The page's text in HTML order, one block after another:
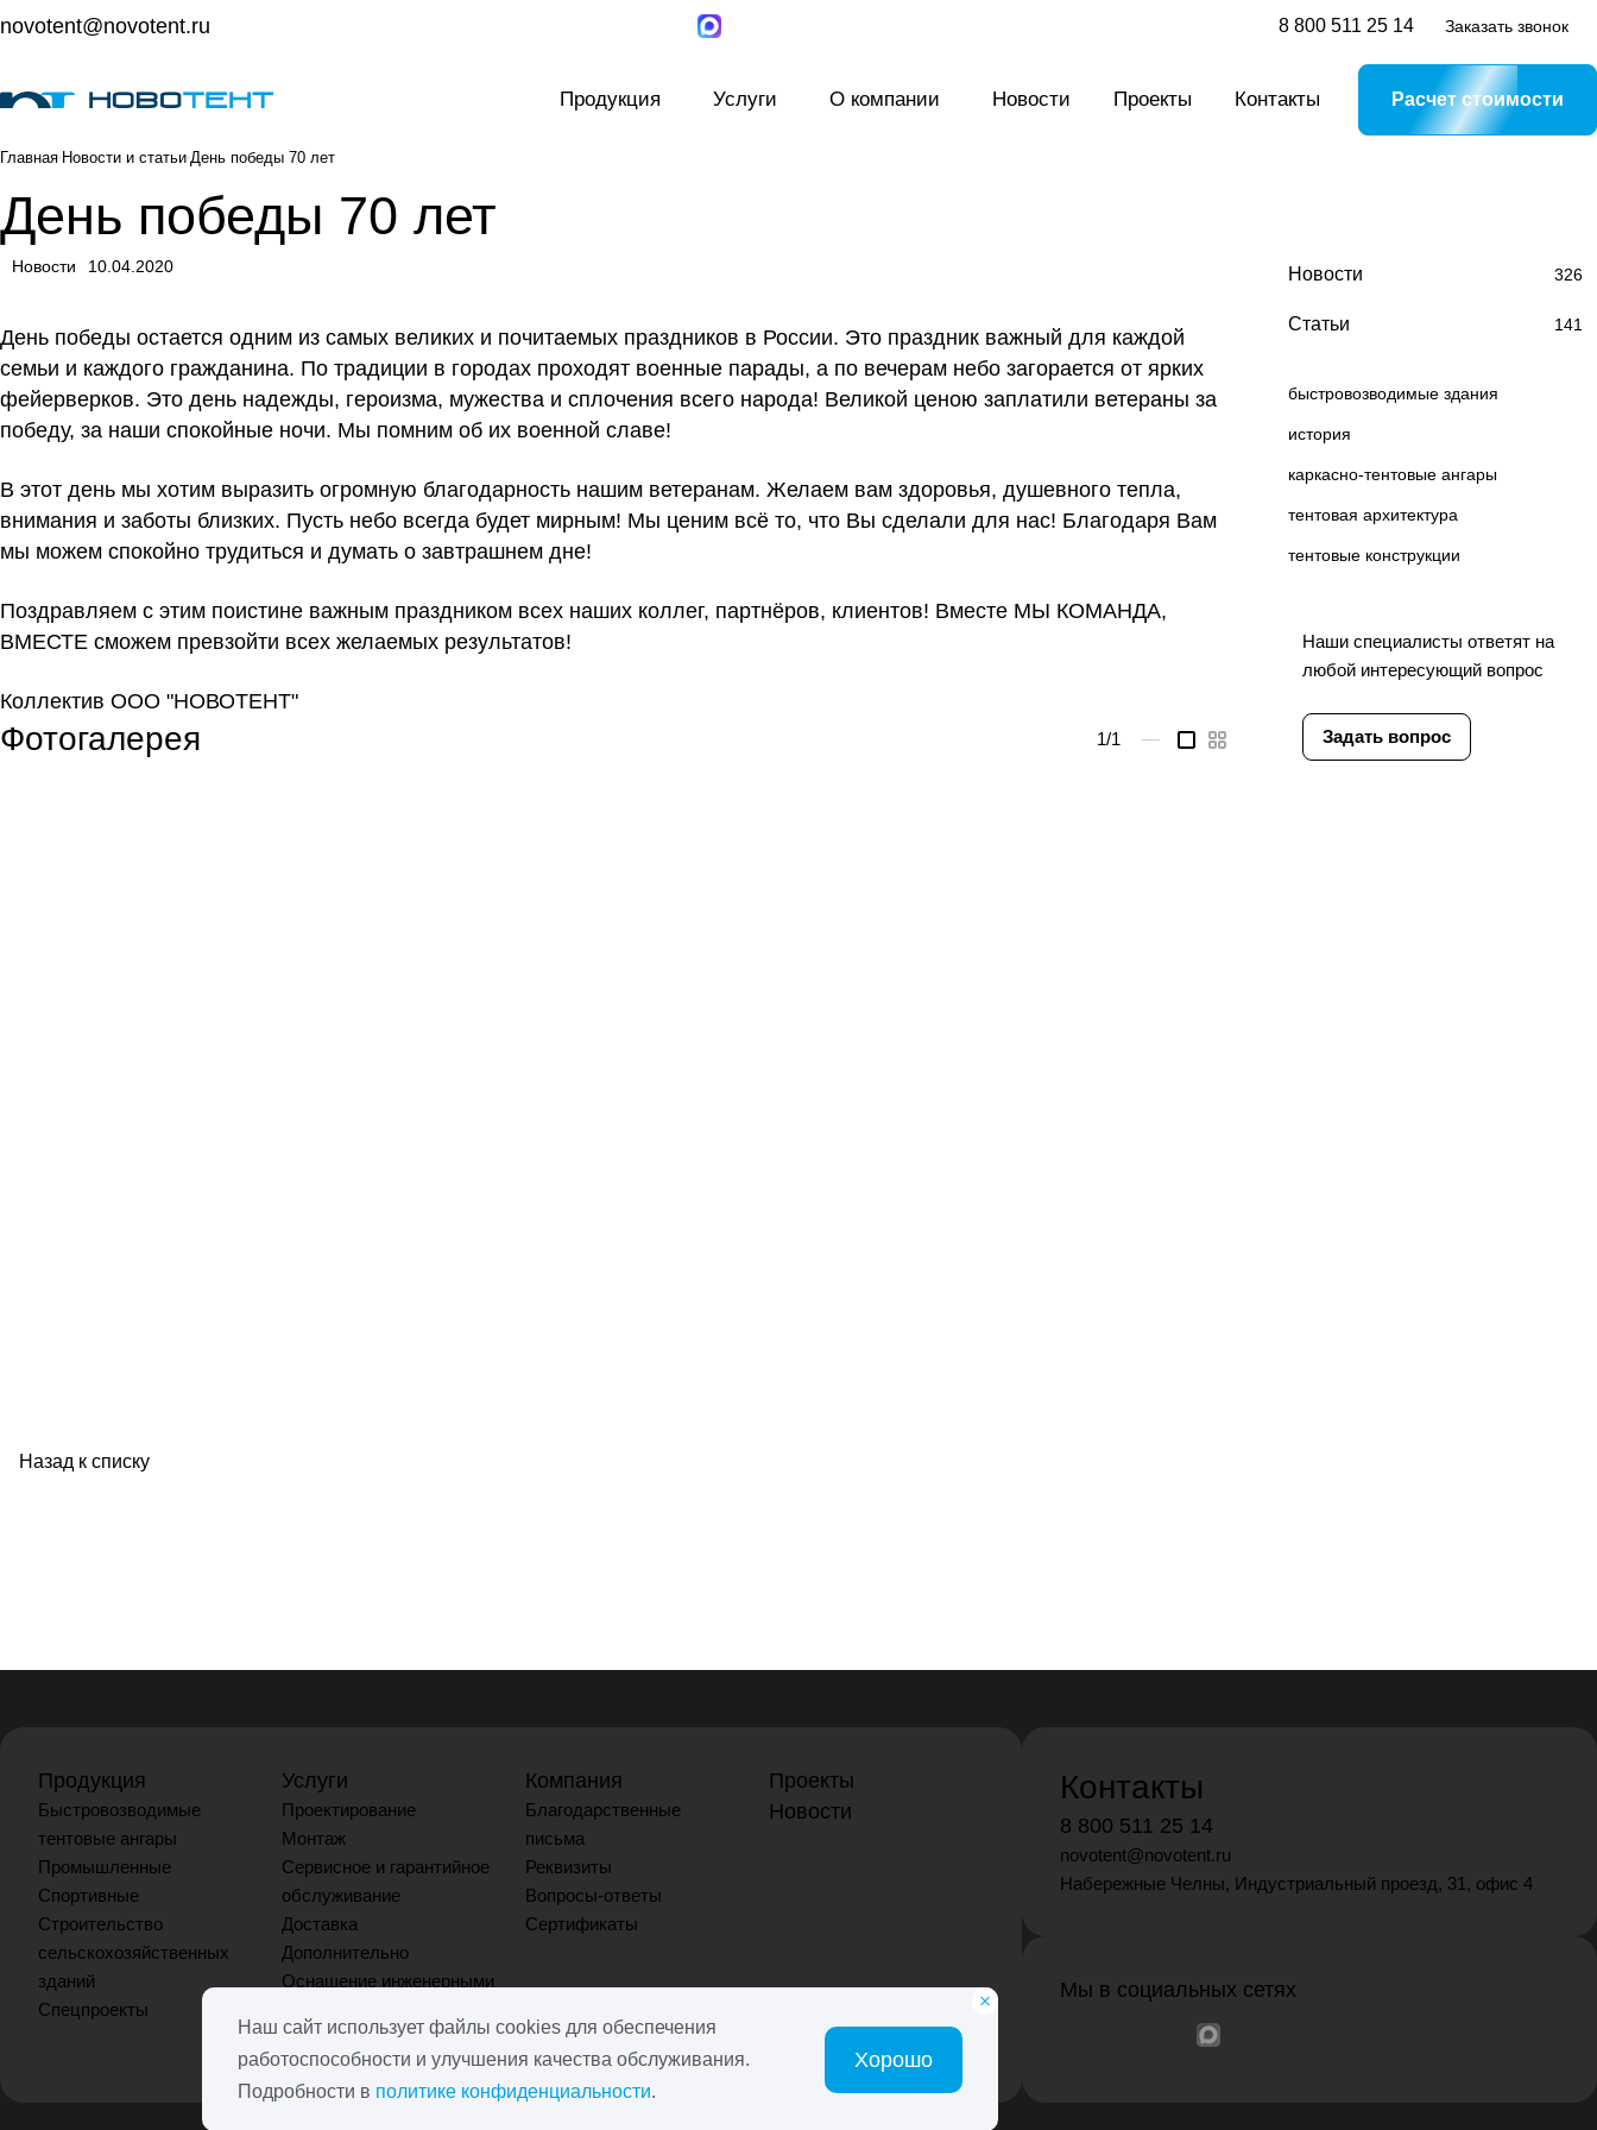
novotent@novotent.ru 8 800 511 25 14 Заказать звонок
Продукция Услуги О компании Новости Проекты Контакты Расчет стоимости
Главная Новости и статьи День победы 70 лет
День победы 70 лет
Новости 10.04.2020
День победы остается одним из самых великих и почитаемых праздников в России. Это праздник важный для каждой
семьи и каждого гражданина. По традиции в городах проходят военные парады, а по вечерам небо загорается от ярких
фейерверков. Это день надежды, героизма, мужества и сплочения всего народа! Великой ценою заплатили ветераны за
победу, за наши спокойные ночи. Мы помним об их военной славе!
В этот день мы хотим выразить огромную благодарность нашим ветеранам. Желаем вам здоровья, душевного тепла,
внимания и заботы близких. Пусть небо всегда будет мирным! Мы ценим всё то, что Вы сделали для нас! Благодаря Вам
мы можем спокойно трудиться и думать о завтрашнем дне!
Поздравляем с этим поистине важным праздником всех наших коллег, партнёров, клиентов! Вместе МЫ КОМАНДА,
ВМЕСТЕ сможем превзойти всех желаемых результатов!
Коллектив ООО "НОВОТЕНТ"
Фотогалерея 1/1 —
Назад к списку
Новости 326
Статьи 141
быстровозводимые здания
история
каркасно-тентовые ангары
тентовая архитектура
тентовые конструкции
Наши специалисты ответят на
любой интересующий вопрос
Задать вопрос
Наш сайт использует файлы cookies для обеспечения
работоспособности и улучшения качества обслуживания.
Подробности в политике конфиденциальности.
Хорошо
Продукция
Быстровозводимые
тентовые ангары
Промышленные
Спортивные
Строительство
сельскохозяйственных
зданий
Спецпроекты
Услуги
Проектирование
Монтаж
Сервисное и гарантийное
обслуживание
Доставка
Дополнительно
Оснащение инженерными
Компания
Благодарственные
письма
Реквизиты
Вопросы-ответы
Сертификаты
Проекты
Новости
Контакты
8 800 511 25 14
novotent@novotent.ru
Набережные Челны, Индустриальный проезд, 31, офис 4
Мы в социальных сетях